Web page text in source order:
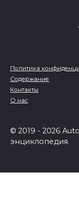
Политика
Содержание
Контакты
О нас
© 2019 - 2026
энциклопедия.